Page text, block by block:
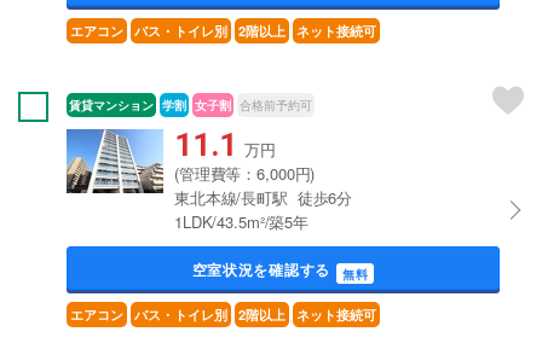
エアコン バス・トイレ別 2階以上 ネット接続可
賃貸マンション 学割 女子割 合格前予約可
11.1 万円
(管理費等：6,000円)
東北本線/長町駅 徒歩6分
1LDK/43.5m²/築5年
空室状況を確認する 無料
エアコン バス・トイレ別 2階以上 ネット接続可